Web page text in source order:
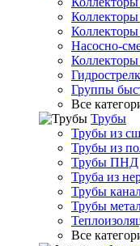
Коллекторы
Насосно-
Коллекторы
Группы
Все
Трубы
Трубы из
Трубы из
Трубы ПНД
Труба из
Трубы
Трубы
Все